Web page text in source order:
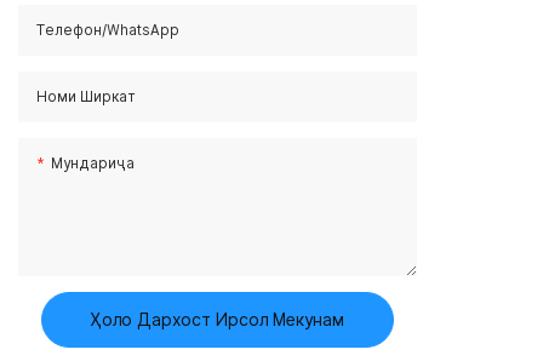
Телефон/whatsApp
Номи Ширкат
Мундариҷа
Ҳоло Дархост Ирсол Мекунам